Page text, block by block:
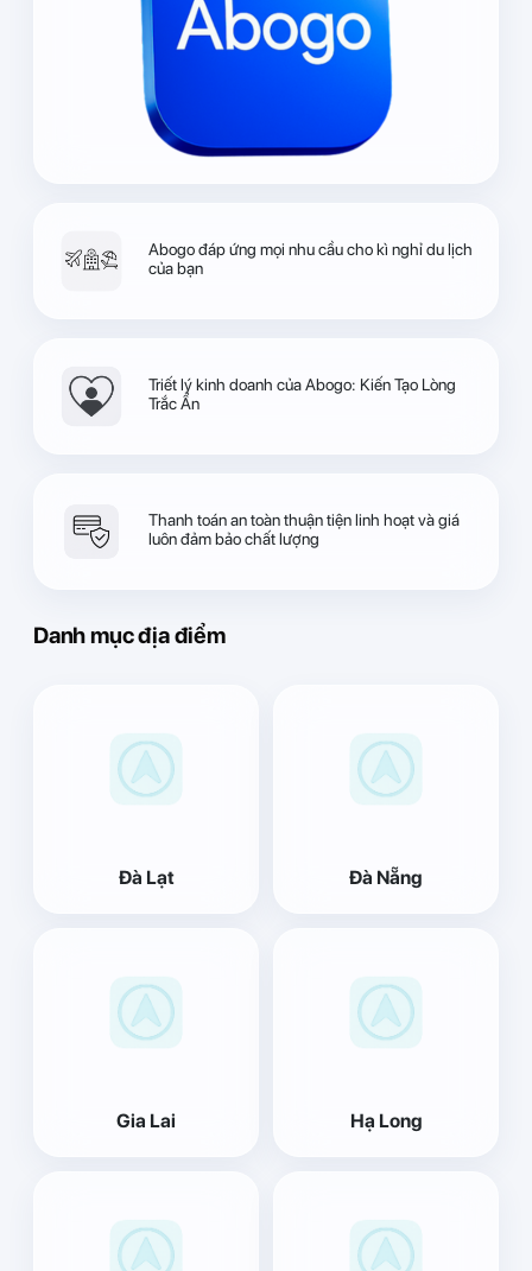
Abogo đáp ứng mọi nhu cầu cho kì nghỉ du lịch
của bạn
Triết lý kinh doanh của Abogo: Kiến Tạo Lòng
Trắc Ẩn
Thanh toán an toàn thuận tiện linh hoạt và giá
luôn đảm bảo chất lượng
Danh mục địa điểm
Đà Lạt Đà Nẵng
Gia Lai Hạ Long